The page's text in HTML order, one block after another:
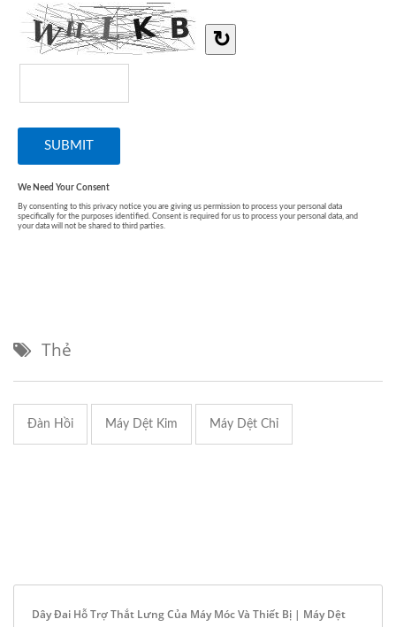
Thẻ
Đàn Hồi Máy Dệt Kim Máy Dệt Chỉ
Dây Đai Hỗ Trợ Thắt Lưng Của Máy Móc Và Thiết Bị | Máy Dệt